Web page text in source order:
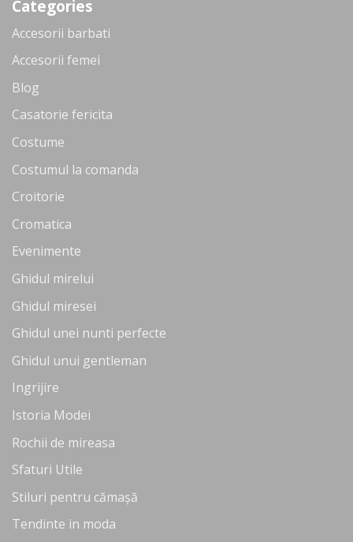
Categories
Accesorii barbati
Accesorii femei
Blog
Casatorie fericita
Costume
Costumul la comanda
Croitorie
Cromatica
Evenimente
Ghidul mirelui
Ghidul miresei
Ghidul unei nunti perfecte
Ghidul unui gentleman
Ingrijire
Istoria Modei
Rochii de mireasa
Sfaturi Utile
Stiluri pentru cămașă
Tendinte in moda